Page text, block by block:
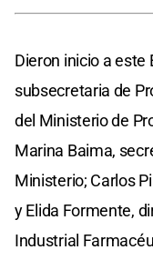
Dieron inicio a este
subsecretaria de
del Ministerio de
Marina Baima,
Ministerio; Carlos
y Elida Formente,
Industrial